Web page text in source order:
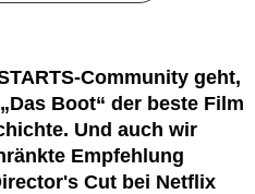
Community geht,
Boot“ der beste Film
Und auch wir
Empfehlung
Cut bei Netflix